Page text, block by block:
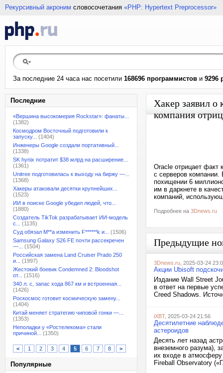
Рекурсивный акроним словосочетания «PHP: Hypertext Preprocessor»
За последние 24 часа нас посетили 168696 программистов и 9296
Последние
«Вершина высокомерия Rockstar»: фанаты...
(1382)
Космодром Восточный подготовили к
запуску...
(1404)
Инженеры Google создали портативный...
(1338)
SK hynix потратит $38 млрд на расширение...
(1361)
Unitree подготовилась к выходу на биржу —...
(1368)
Хакеры атаковали десятки крупнейших...
(1523)
ИИ в поиске Google убедил людей, что...
(1880)
Создатель TikTok разрабатывает ИИ-модель
с...
(1135)
Суд обязал M**a изменить F******k и...
(1506)
Samsung Galaxy S26 FE почти рассекречен
—...
(1504)
Российская замена Land Cruiser Prado 250
и...
(1997)
Жестокий боевик Condemned 2: Bloodshot
от...
(1516)
340 л. с, запас хода 867 км и встроенная...
(1426)
Роскосмос готовит космическую замену...
(1404)
Китай меняет стратегию чиповой гонки —...
(1353)
Неполадки у «Ростелекома» стали
причиной...
(1350)
< 1 2 3 4 5 6 7 8 >
Популярные
Хакер заявил
компания
Oracle отрицает факт
с серверов
похищении 6
им в даркнете в
компаний,
Подробнее на 3Dnews.ru
Предыдущие
3Dnews.ru , 2025-03-24
Акции Ubisoft
Издание Wall Street
в ответ на первые
Creed Shadows.
iXBT, 2025-03-24 21:56
Десятилетние
астероидов
Десять лет назад
внеземного разума),
их входе в
Fireball Observatory